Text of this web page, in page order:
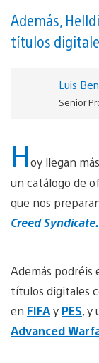
Además,
títulos
Luis
Senior
Hoy llegan
un catálogo de
que nos
Creed Syndicate.
Además podréis
títulos digitales
en FIFAy PES, y
Advanced